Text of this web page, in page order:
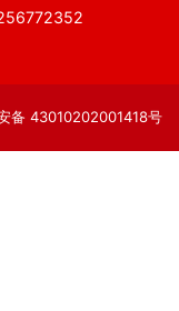
备 43010202001418号